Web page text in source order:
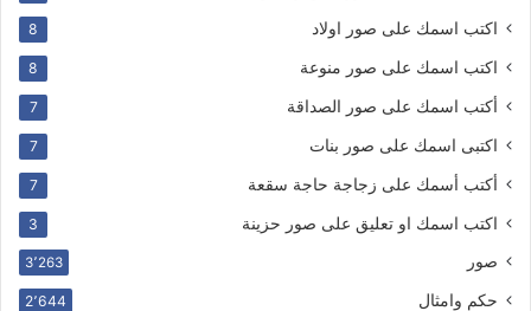
اكتب اسمك على صور اولاد 8
اكتب اسمك على صور منوعة 8
أكتب اسمك على صور الصداقة 7
اكتبى اسمك على صور بنات 7
أكتب أسمك على زجاجة حاجة سقعة 7
اكتب اسمك او تعليق على صور حزينة 3
صور 3٬263
حكم وامثال 2٬644